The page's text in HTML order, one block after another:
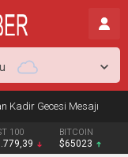
Duygusal Bir Yazıyla Veda Etti
100 BITCOIN
$65023